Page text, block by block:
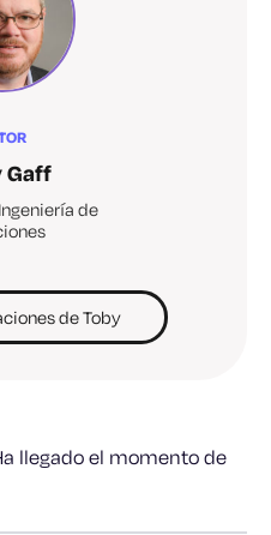
Gaff
de
de Toby
llegado el momento de